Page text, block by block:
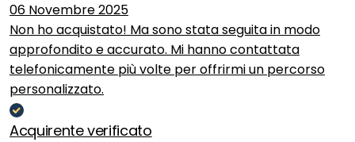
06 Novembre 2025
Non ho acquistato! Ma sono stata seguita in modo
approfondito e accurato. Mi hanno contattata
telefonicamente più volte per offrirmi un percorso
personalizzato.
Acquirente verificato